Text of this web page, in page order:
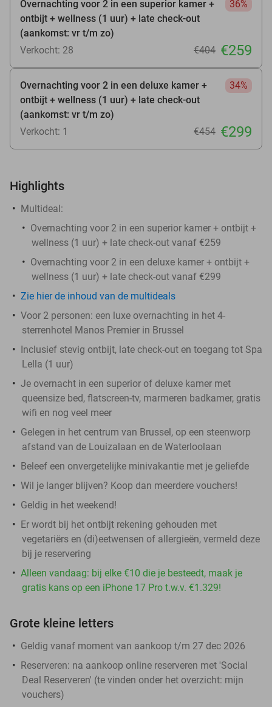
Overnachting voor 2 in een superior kamer +
ontbijt + wellness (1 uur) + late check-out
(aankomst: vr t/m zo)
36%
Verkocht: 28 €404 €259
Overnachting voor 2 in een deluxe kamer +
ontbijt + wellness (1 uur) + late check-out
(aankomst: vr t/m zo)
34%
Verkocht: 1 €454 €299
Highlights
Multideal:
​Overnachting voor 2 in een superior kamer + ontbijt +
wellness (1 uur) + late check-out vanaf €259
Overnachting voor 2 in een deluxe kamer + ontbijt +
wellness (1 uur) + late check-out vanaf €299
Zie hier de inhoud van de multideals
Voor 2 personen: een luxe overnachting in het 4-
sterrenhotel Manos Premier in Brussel
Inclusief stevig ontbijt, late check-out en toegang tot Spa
Lella (1 uur)
Je overnacht in een superior of deluxe kamer met
queensize bed, flatscreen-tv, marmeren badkamer, gratis
wifi en nog veel meer
Gelegen in het centrum van Brussel, op een steenworp
afstand van de Louizalaan en de Waterloolaan
Beleef een onvergetelijke minivakantie met je geliefde
Wil je langer blijven? Koop dan meerdere vouchers!
Geldig in het weekend!
Er wordt bij het ontbijt rekening gehouden met
vegetariërs en (di)eetwensen of allergieën, vermeld deze
bij je reservering
Alleen vandaag: bij elke €10 die je besteedt, maak je
gratis kans op een iPhone 17 Pro t.w.v. €1.329!
Grote kleine letters
Geldig vanaf moment van aankoop t/m 27 dec 2026
Reserveren: na aankoop online reserveren met 'Social
Deal Reserveren' (te vinden onder het overzicht: mijn
vouchers)